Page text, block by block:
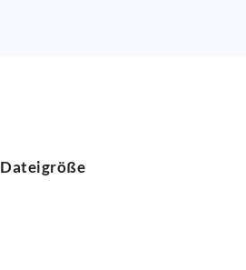
Dateigröße